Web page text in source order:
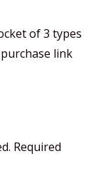
of 3 types
link
Required